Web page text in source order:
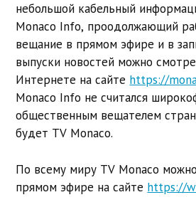
небольшой кабельный
Monaco Info, проодолжающий
вещание в прямом эфире и в
выпуски новостей можно
Интернете на сайте https://
Monaco Info не считался
общественным вещателем
будет TV Monaco.
По всему миру TV Monaco
прямом эфире на сайте https://